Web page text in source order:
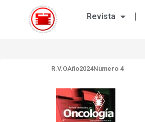
Revista
R.V.OAño2024Número 4